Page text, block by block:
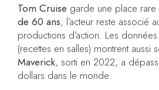
Tom Cruise garde une place
de 60 ans, l’acteur reste associé
productions d’action. Les
(recettes en salles) montrent aussi
Maverick, sorti en 2022, a
dollars dans le monde.